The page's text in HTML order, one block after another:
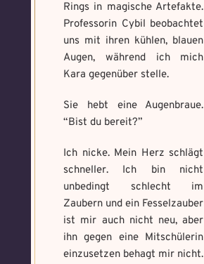
Rings in magische Artefakte.
Professorin Cybil beobachtet
uns mit ihren kühlen, blauen
Augen, während ich mich
Kara gegenüber stelle.
Sie hebt eine Augenbraue.
“Bist du bereit?”
Ich nicke. Mein Herz schlägt
schneller. Ich bin nicht
unbedingt schlecht im
Zaubern und ein Fesselzauber
ist mir auch nicht neu, aber
ihn gegen eine Mitschülerin
einzusetzen behagt mir nicht.
Voraussetzung:
5.
Magische Artefakte
Benutzername *
Voraussetzung:
5.
Verteidigungsstunde
Benutzername *